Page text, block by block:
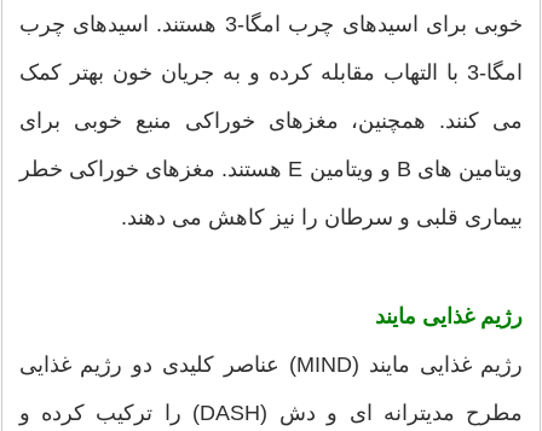
خوبی برای اسیدهای چرب امگا-3 هستند. اسیدهای چرب
امگا-3 با التهاب مقابله کرده و به جریان خون بهتر کمک
می کنند. همچنین، مغزهای خوراکی منبع خوبی برای
ویتامین های B و ویتامین E هستند. مغزهای خوراکی خطر
بیماری قلبی و سرطان را نیز کاهش می دهند.
رژیم غذایی مایند
رژیم غذایی مایند (MIND) عناصر کلیدی دو رژیم غذایی
مطرح مدیترانه ای و دش (DASH) را ترکیب کرده و